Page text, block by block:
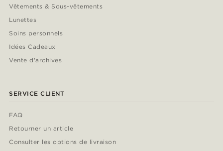
Vêtements & Sous-vêtements
Lunettes
Soins personnels
Idées Cadeaux
Vente d'archives
SERVICE CLIENT
FAQ
Retourner un article
Consulter les options de livraison